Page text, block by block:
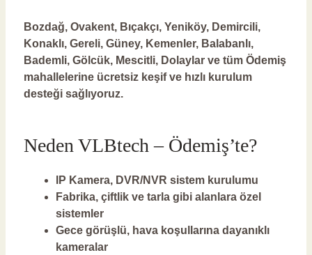
Bozdağ, Ovakent, Bıçakçı, Yeniköy, Demircili,
Konaklı, Gereli, Güney, Kemenler, Balabanlı,
Bademli, Gölcük, Mescitli, Dolaylar ve tüm Ödemiş
mahallelerine ücretsiz keşif ve hızlı kurulum
desteği sağlıyoruz.
Neden VLBtech – Ödemiş’te?
IP Kamera, DVR/NVR sistem kurulumu
Fabrika, çiftlik ve tarla gibi alanlara özel
sistemler
Gece görüşlü, hava koşullarına dayanıklı
kameralar